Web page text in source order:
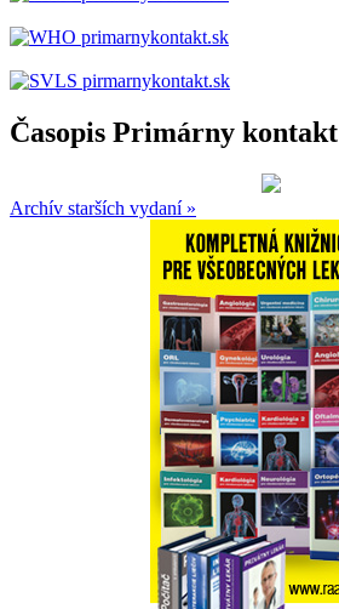
Časopis Primárny kontakt
Archív starších vydaní »